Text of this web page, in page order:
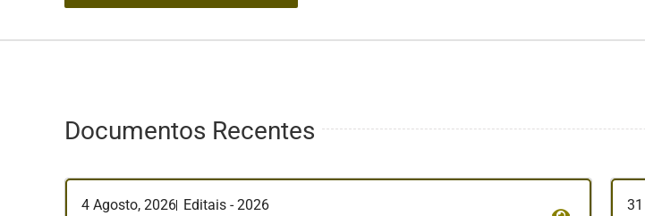
Documentos Recentes
4 Agosto, 2026 Editais - 2026